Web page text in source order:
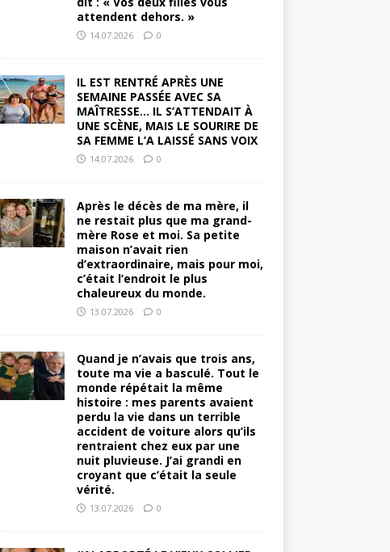
attendent dehors. »
14.07.2026 0
IL EST RENTRÉ APRÈS UNE
SEMAINE PASSÉE AVEC SA
MAÎTRESSE… IL S’ATTENDAIT À
UNE SCÈNE, MAIS LE SOURIRE DE
SA FEMME L’A LAISSÉ SANS VOIX
14.07.2026 0
Après le décès de ma mère, il
ne restait plus que ma grand-
mère Rose et moi. Sa petite
maison n’avait rien
d’extraordinaire, mais pour moi,
c’était l’endroit le plus
chaleureux du monde.
13.07.2026 0
Quand je n’avais que trois ans,
toute ma vie a basculé. Tout le
monde répétait la même
histoire : mes parents avaient
perdu la vie dans un terrible
accident de voiture alors qu’ils
rentraient chez eux par une
nuit pluvieuse. J’ai grandi en
croyant que c’était la seule
vérité.
13.07.2026 0